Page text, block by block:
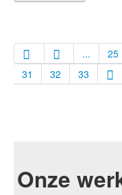
...
25
31
32 33
Onze